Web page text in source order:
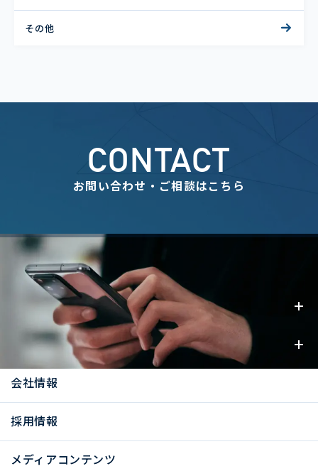
その他
CONTACT
お問い合わせ・ご相談はこちら
事業内容
お知らせ
会社情報
採用情報
メディアコンテンツ